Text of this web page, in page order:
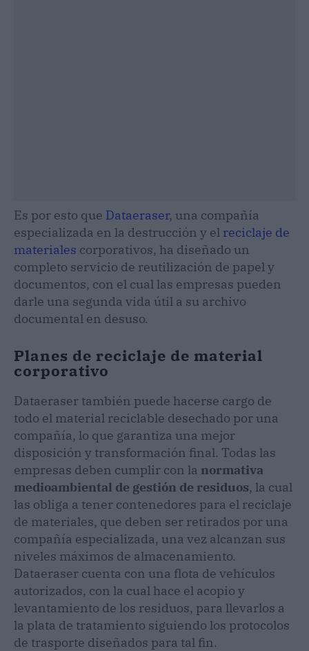
Es por esto que Dataeraser, una compañía
especializada en la destrucción y el reciclaje de
materiales corporativos, ha diseñado un
completo servicio de reutilización de papel y
documentos, con el cual las empresas pueden
darle una segunda vida útil a su archivo
documental en desuso.
Planes de reciclaje de material
corporativo
Dataeraser también puede hacerse cargo de
todo el material reciclable desechado por una
compañía, lo que garantiza una mejor
disposición y transformación final. Todas las
empresas deben cumplir con la normativa
medioambiental de gestión de residuos, la cual
las obliga a tener contenedores para el reciclaje
de materiales, que deben ser retirados por una
compañía especializada, una vez alcanzan sus
niveles máximos de almacenamiento.
Dataeraser cuenta con una flota de vehículos
autorizados, con la cual hace el acopio y
levantamiento de los residuos, para llevarlos a
la plata de tratamiento siguiendo los protocolos
de trasporte diseñados para tal fin.